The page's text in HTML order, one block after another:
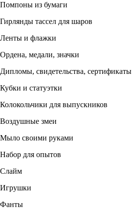
Помпоны из бумаги
Гирлянды тассел для шаров
Ленты и флажки
Ордена, медали, значки
Дипломы, свидетельства, сертификаты
Кубки и статуэтки
Колокольчики для выпускников
Воздушные змеи
Мыло своими руками
Набор для опытов
Слайм
Игрушки
Фанты